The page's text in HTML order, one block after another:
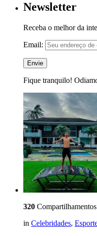
Newsletter
Receba o melhor da
Email:
Fique tranquilo!
320 Compartilhamentos
in Celebridades,